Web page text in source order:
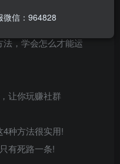
这21天的拆解学
，学会怎么才能运
让你玩赚社群
种方法很实用!
有死路一条!
微信：964828